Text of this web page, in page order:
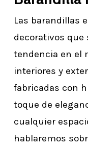
Las barandillas
decorativos que
tendencia en el
interiores y
fabricadas con
toque de
cualquier
hablaremos